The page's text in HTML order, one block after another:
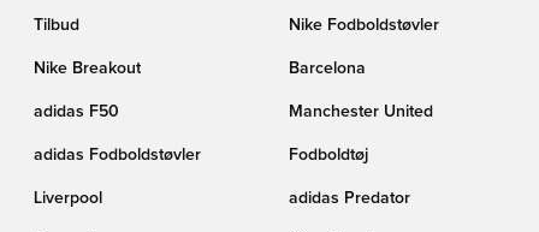
Tilbud Nike Fodboldstøvler
Nike Breakout Barcelona
adidas F50 Manchester United
adidas Fodboldstøvler Fodboldtøj
Liverpool adidas Predator